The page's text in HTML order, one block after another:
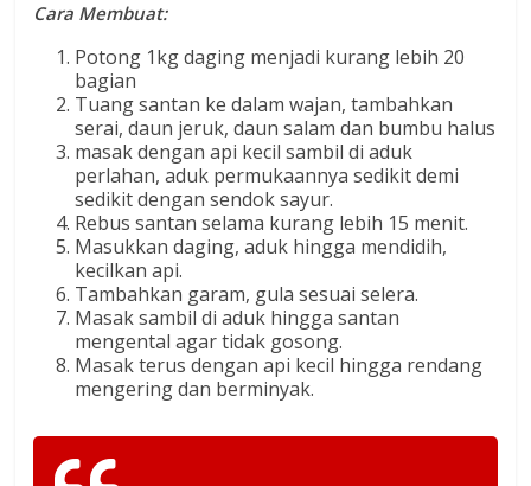
Cara Membuat:
Potong 1kg daging menjadi kurang lebih 20
bagian
Tuang santan ke dalam wajan, tambahkan
serai, daun jeruk, daun salam dan bumbu halus
masak dengan api kecil sambil di aduk
perlahan, aduk permukaannya sedikit demi
sedikit dengan sendok sayur.
Rebus santan selama kurang lebih 15 menit.
Masukkan daging, aduk hingga mendidih,
kecilkan api.
Tambahkan garam, gula sesuai selera.
Masak sambil di aduk hingga santan
mengental agar tidak gosong.
Masak terus dengan api kecil hingga rendang
mengering dan berminyak.